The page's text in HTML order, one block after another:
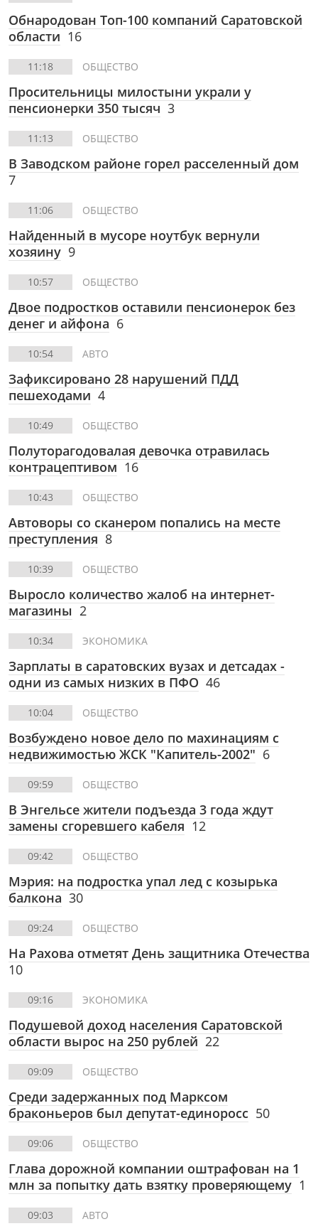
Обнародован Топ-100 компаний Саратовской
области 16
11:18 ОБЩЕСТВО
Просительницы милостыни украли у
пенсионерки 350 тысяч 3
11:13 ОБЩЕСТВО
В Заводском районе горел расселенный дом
7
11:06 ОБЩЕСТВО
Найденный в мусоре ноутбук вернули
хозяину 9
10:57 ОБЩЕСТВО
Двое подростков оставили пенсионерок без
денег и айфона 6
10:54 АВТО
Зафиксировано 28 нарушений ПДД
пешеходами 4
10:49 ОБЩЕСТВО
Полуторагодовалая девочка отравилась
контрацептивом 16
10:43 ОБЩЕСТВО
Автоворы со сканером попались на месте
преступления 8
10:39 ОБЩЕСТВО
Выросло количество жалоб на интернет-
магазины 2
10:34 ЭКОНОМИКА
Зарплаты в саратовских вузах и детсадах -
одни из самых низких в ПФО 46
10:04 ОБЩЕСТВО
Возбуждено новое дело по махинациям с
недвижимостью ЖСК "Капитель-2002" 6
09:59 ОБЩЕСТВО
В Энгельсе жители подъезда 3 года ждут
замены сгоревшего кабеля 12
09:42 ОБЩЕСТВО
Мэрия: на подростка упал лед с козырька
балкона 30
09:24 ОБЩЕСТВО
На Рахова отметят День защитника Отечества
10
09:16 ЭКОНОМИКА
Подушевой доход населения Саратовской
области вырос на 250 рублей 22
09:09 ОБЩЕСТВО
Среди задержанных под Марксом
браконьеров был депутат-единоросс 50
09:06 ОБЩЕСТВО
Глава дорожной компании оштрафован на 1
млн за попытку дать взятку проверяющему 1
09:03 АВТО